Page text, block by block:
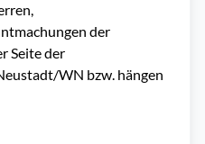
der
Seite der
WN bzw. hängen